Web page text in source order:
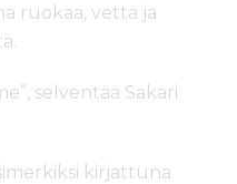
ruokaa, vettä ja
selventää Sakari
kirjattuna